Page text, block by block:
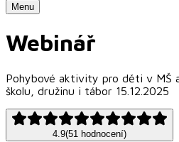
Menu
Webinář
Pohybové aktivity pro děti v MŠ
školu, družinu i tábor 15.12.2025
4.9(51 hodnocení)